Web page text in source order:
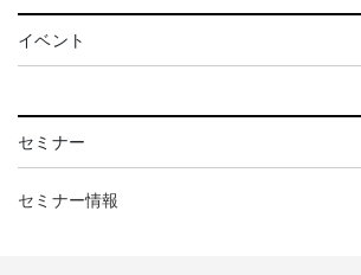
イベント
セミナー
セミナー情報